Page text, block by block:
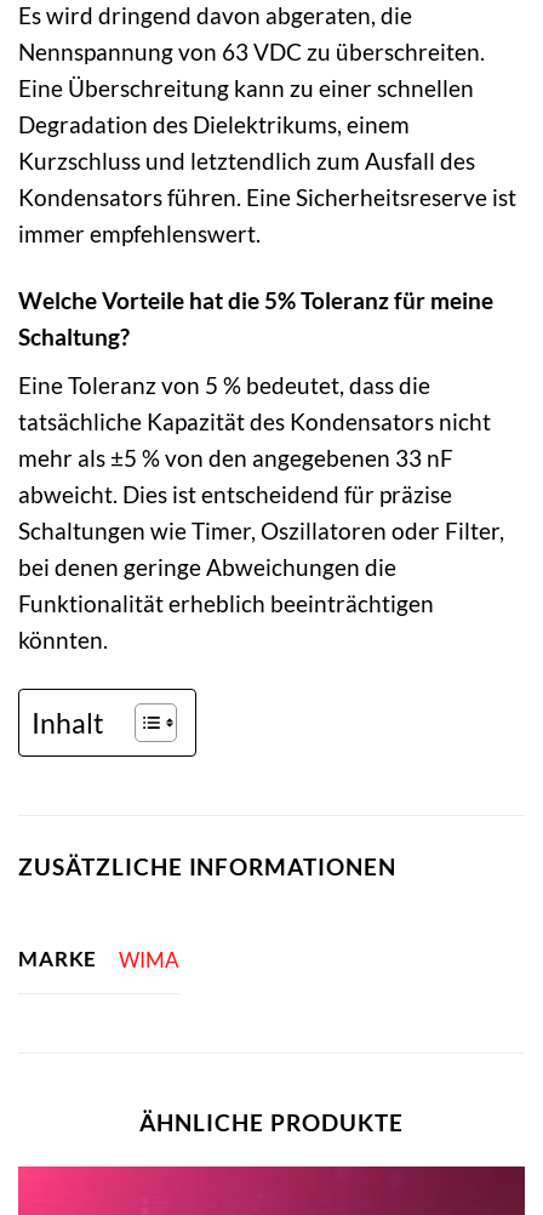
Es wird dringend davon abgeraten, die
Nennspannung von 63 VDC zu überschreiten.
Eine Überschreitung kann zu einer schnellen
Degradation des Dielektrikums, einem
Kurzschluss und letztendlich zum Ausfall des
Kondensators führen. Eine Sicherheitsreserve ist
immer empfehlenswert.
Welche Vorteile hat die 5% Toleranz für meine
Schaltung?
Eine Toleranz von 5 % bedeutet, dass die
tatsächliche Kapazität des Kondensators nicht
mehr als ±5 % von den angegebenen 33 nF
abweicht. Dies ist entscheidend für präzise
Schaltungen wie Timer, Oszillatoren oder Filter,
bei denen geringe Abweichungen die
Funktionalität erheblich beeinträchtigen
könnten.
Inhalt
ZUSÄTZLICHE INFORMATIONEN
MARKE WIMA
ÄHNLICHE PRODUKTE